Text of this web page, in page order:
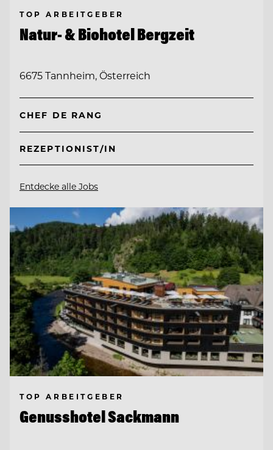
TOP ARBEITGEBER
Natur- & Biohotel Bergzeit
6675 Tannheim, Österreich
CHEF DE RANG
REZEPTIONIST/IN
Entdecke alle Jobs
TOP ARBEITGEBER
Genusshotel Sackmann